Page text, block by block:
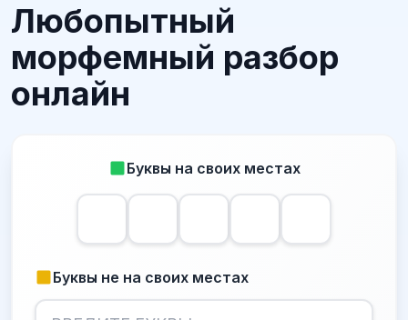
Любопытный
морфемный разбор
онлайн
Буквы на своих местах
Буквы не на своих местах